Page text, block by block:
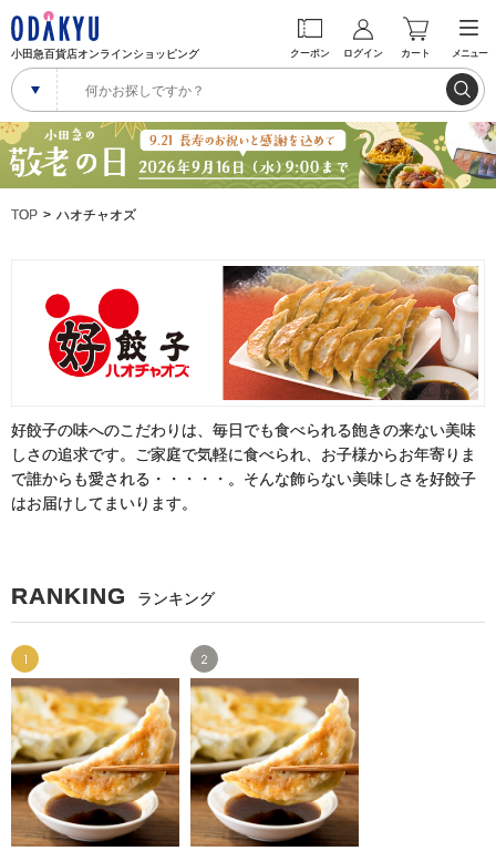
小田急百貨店オンラインショッピング クーポン ログイン カート メニュー
TOP ハオチャオズ
好餃子の味へのこだわりは、毎日でも食べられる飽きの来ない美味
しさの追求です。ご家庭で気軽に食べられ、お子様からお年寄りま
で誰からも愛される・・・・・。そんな飾らない美味しさを好餃子
はお届けしてまいります。
RANKING ランキング
1 2